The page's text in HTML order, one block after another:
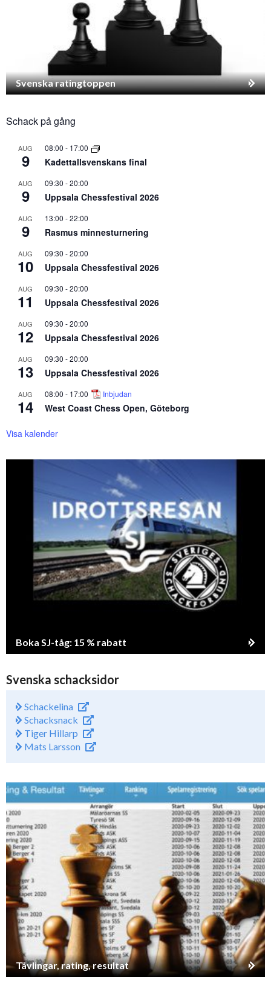
Svenska ratingtoppen
Schack på gång
AUG
9
08:00 - 17:00
Kadettallsvenskans final
AUG
9
09:30 -20:00
Uppsala Chessfestival 2026
AUG
9
13:00 -22:00
Rasmus minnesturnering
AUG
10
09:30 -20:00
Uppsala Chessfestival 2026
AUG
11
09:30 -20:00
Uppsala Chessfestival 2026
AUG
12
09:30 -20:00
Uppsala Chessfestival 2026
AUG
13
09:30 -20:00
Uppsala Chessfestival 2026
AUG
14
08:00 - 17:00 Inbjudan
West Coast Chess Open, Göteborg
Visa kalender
Boka SJ-tåg: 15 % rabatt
Svenska schacksidor
Schackelina
Schacksnack
Tiger Hillarp
Mats Larsson
Tävlingar, rating, resultat